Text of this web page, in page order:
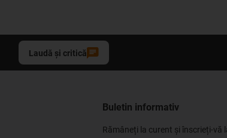
Laudă și critică
Buletin informativ
Rămâneți la curent și înscrieți-vă